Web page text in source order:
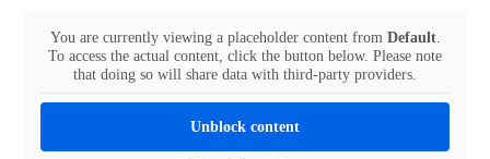
You are currently viewing a placeholder content from Default.
To access the actual content, click the button below. Please note
that doing so will share data with third-party providers.
Unblock content